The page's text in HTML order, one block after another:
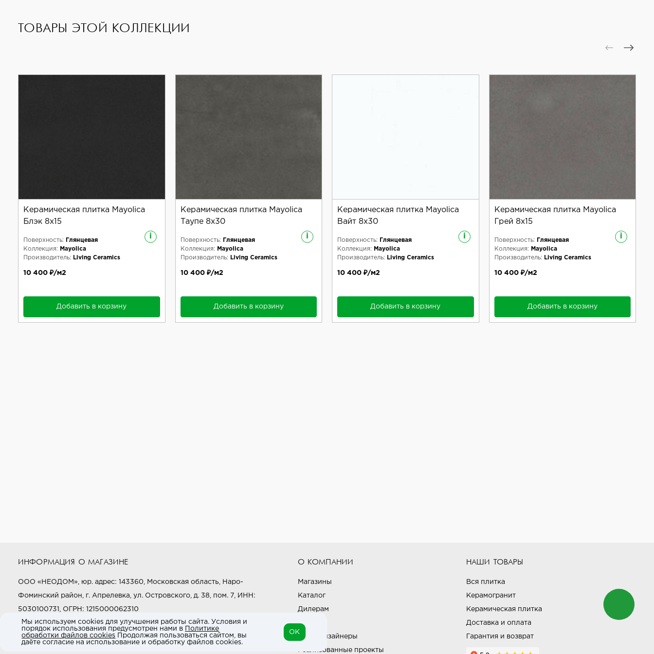
ТОВАРЫ ЭТОЙ КОЛЛЕКЦИИ
Керамическая плитка Mayolica
Блэк 8x15
i
Поверхность:
Глянцевая
Коллекция:
Mayolica
Производитель:
Living Ceramics
10 400 ₽/м2
Добавить в корзину
Керамическая плитка Mayolica
Таупе 8x30
i
Поверхность:
Глянцевая
Коллекция:
Mayolica
Производитель:
Living Ceramics
10 400 ₽/м2
Добавить в корзину
Керамическая плитка Mayolica
Вайт 8x30
i
Поверхность:
Глянцевая
Коллекция:
Mayolica
Производитель:
Living Ceramics
10 400 ₽/м2
Добавить в корзину
Керамическая плитка Mayolica
Грей 8x15
i
Поверхность:
Глянцевая
Коллекция:
Mayolica
Производитель:
Living Ceramics
10 400 ₽/м2
Добавить в корзину
ИНФОРМАЦИЯ О МАГАЗИНЕ
ООО «НЕОДОМ», юр. адрес: 143360, Московская область, Наро-
Фоминский район, г. Апрелевка, ул. Островского, д. 38, пом. 7, ИНН:
5030100731, ОГРН: 1215000062310
Звоните нам:+7 (800) 505-97-97
E-mail: market@neodom.ru
О КОМПАНИИ
Магазины
Каталог
Дилерам
Блог
Наши дизайнеры
Реализованные проекты
НАШИ ТОВАРЫ
Вся плитка
Керамогранит
Керамическая плитка
Доставка и оплата
Гарантия и возврат
Мы используем cookies для улучшения работы сайта. Условия и
порядок использования предусмотрен нами в
Политике
обработки файлов cookies Продолжая пользоваться сайтом, вы
даёте согласие на использование и обработку файлов cookies.
OK